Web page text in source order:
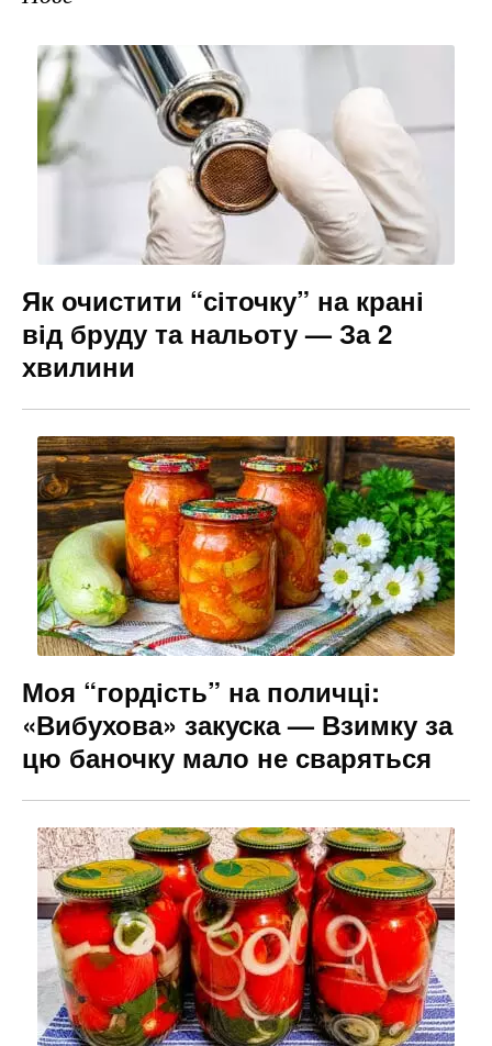
c
e
b
o
o
gr
a
m
s
e
n
g
er
l
Як очистити “сіточку” на крані
від бруду та нальоту — За 2
хвилини
Моя “гордість” на поличці:
«Вибухова» закуска — Взимку за
цю баночку мало не сваряться